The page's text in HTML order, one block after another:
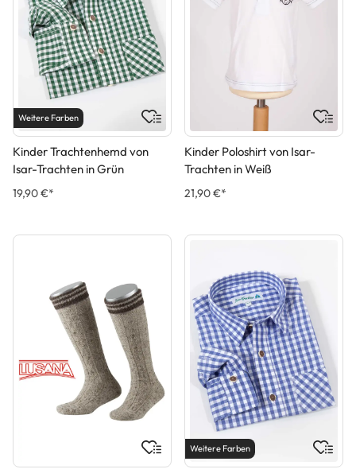
Weitere Farben
Kinder Trachtenhemd von
Isar-Trachten in Grün
19,90 €*
Kinder Poloshirt von Isar-
Trachten in Weiß
21,90 €*
Weitere Farben